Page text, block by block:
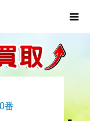
番